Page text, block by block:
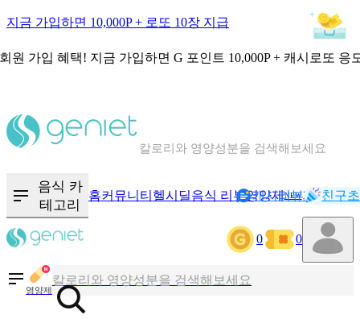
지금 가입하면 10,000P + 로또 10장 지급
원 가입 혜택! 지금 가입하면 G 포인트 10,000P + 캐시로또 응
칼로리와 영양성분을 검색해보세요
음식 카
테고리
홈커뮤니티 헬시딜음식 리뷰영양제NEW기록
캐시리뷰 친구
0 0
영양제
칼로리와 영양성분을 검색해보세요
혈당 · 다이어트 음식 검색해보세요